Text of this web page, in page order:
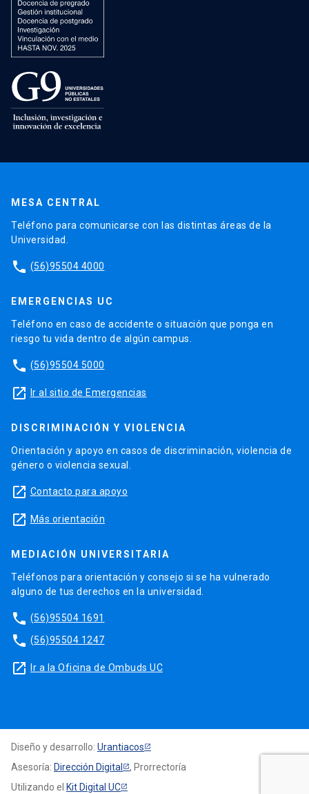
MESA CENTRAL
Teléfono para comunicarse con las distintas áreas de la
Universidad.
phone (56)95504 4000
EMERGENCIAS UC
Teléfono en caso de accidente o situación que ponga en
riesgo tu vida dentro de algún campus.
phone (56)95504 5000
launch Ir al sitio de Emergencias
DISCRIMINACIÓN Y VIOLENCIA
Orientación y apoyo en casos de discriminación, violencia de
género o violencia sexual.
launch Contacto para apoyo
launch Más orientación
MEDIACIÓN UNIVERSITARIA
Teléfonos para orientación y consejo si se ha vulnerado
alguno de tus derechos en la universidad.
phone (56)95504 1691
phone (56)95504 1247
launch Ir a la Oficina de Ombuds UC
Diseño y desarrollo: Urantiacos
Asesoría: Dirección Digital
, Prorrectoría
Utilizando el Kit Digital UC